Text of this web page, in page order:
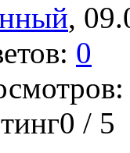
,
0
/ 5